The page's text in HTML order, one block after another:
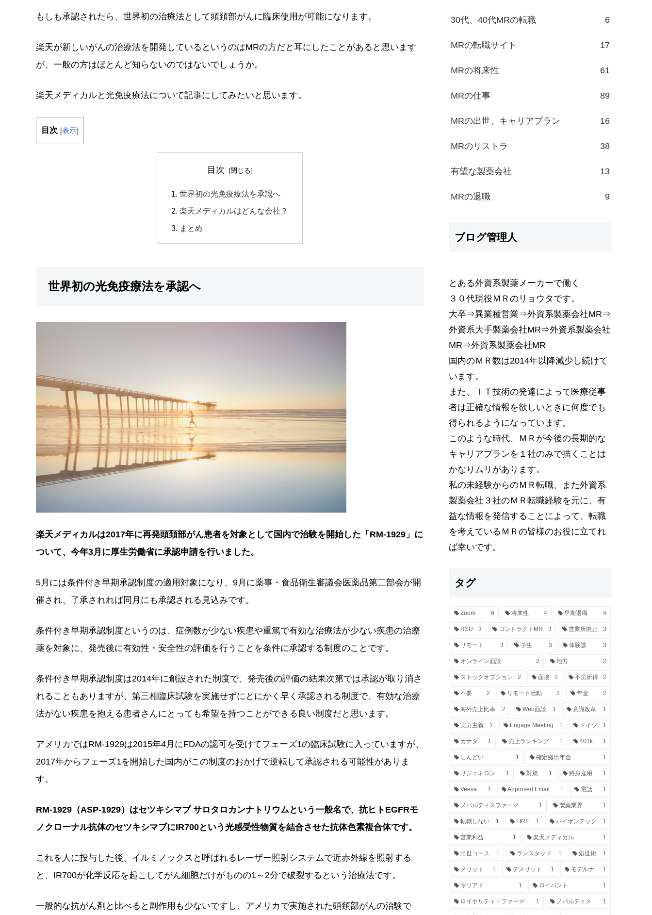
もしも承認されたら、世界初の治療法として頭頚部がんに臨床使用が可能になります。
楽天が新しいがんの治療法を開発しているというのはMRの方だと耳にしたことがあると思います
が、一般の方はほとんど知らないのではないでしょうか。
楽天メディカルと光免疫療法について記事にしてみたいと思います。
目次 [表示]
目次
世界初の光免疫療法を承認へ
楽天メディカルはどんな会社？
まとめ
世界初の光免疫療法を承認へ
楽天メディカルは2017年に再発頭頚部がん患者を対象として国内で治験を開始した「RM-1929」に
ついて、今年3月に厚生労働省に承認申請を行いました。
5月には条件付き早期承認制度の適用対象になり、9月に薬事・食品衛生審議会医薬品第二部会が開
催され、了承されれば同月にも承認される見込みです。
条件付き早期承認制度というのは、症例数が少ない疾患や重篤で有効な治療法が少ない疾患の治療
薬を対象に、発売後に有効性・安全性の評価を行うことを条件に承認する制度のことです。
条件付き早期承認制度は2014年に創設された制度で、発売後の評価の結果次第では承認が取り消さ
れることもありますが、第三相臨床試験を実施せずにとにかく早く承認される制度で、有効な治療
法がない疾患を抱える患者さんにとっても希望を持つことができる良い制度だと思います。
アメリカではRM-1929は2015年4月にFDAの認可を受けてフェーズ1の臨床試験に入っていますが、
2017年からフェーズ1を開始した国内がこの制度のおかげで逆転して承認される可能性がありま
す。
RM-1929（ASP-1929）はセツキシマブ サロタロカンナトリウムという一般名で、抗ヒトEGFRモ
ノクローナル抗体のセツキシマブにIR700という光感受性物質を結合させた抗体色素複合体です。
これを人に投与した後、イルミノックスと呼ばれるレーザー照射システムで近赤外線を照射する
と、IR700が化学反応を起こしてがん細胞だけがものの1～2分で破裂するという治療法です。
一般的な抗がん剤と比べると副作用も少ないですし、アメリカで実施された頭頚部がんの治験で
30代、40代MRの転職 6
MRの転職サイト 17
MRの将来性 61
MRの仕事 89
MRの出世、キャリアプラン 16
MRのリストラ 38
有望な製薬会社 13
MRの退職 9
ブログ管理人
とある外資系製薬メーカーで働く
３０代現役ＭＲのリョウタです。
大卒⇒異業種営業⇒外資系製薬会社MR⇒
外資系大手製薬会社MR⇒外資系製薬会社
MR⇒外資系製薬会社MR
国内のＭＲ数は2014年以降減少し続けて
います。
また、ＩＴ技術の発達によって医療従事
者は正確な情報を欲しいときに何度でも
得られるようになっています。
このような時代、ＭＲが今後の長期的な
キャリアプランを１社のみで描くことは
かなりムリがあります。
私の未経験からのＭＲ転職、また外資系
製薬会社３社のＭＲ転職経験を元に、有
益な情報を発信することによって、転職
を考えているＭＲの皆様のお役に立てれ
ば幸いです。
タグ
Zoom 6 将来性 4 早期退職 4
RSU 3 コントラクトMR 3 営業所廃止 3
リモート 3 学生 3 体験談 3
オンライン面談 2 地方 2
ストックオプション 2 面接 2 不労所得 2
不要 2 リモート活動 2 年金 2
海外売上比率 2 Web面談 1 意識改革 1
実力主義 1 Engage Meeting 1 ドイツ 1
カナダ 1 売上ランキング 1 401k 1
しんどい 1 確定拠出年金 1
リジェネロン 1 対策 1 終身雇用 1
Veeva 1 Approved Email 1 電話 1
ノバルティスファーマ 1 製薬業界 1
転職しない 1 FIRE 1 バイオンテック 1
営業利益 1 楽天メディカル 1
出世コース 1 ランスタッド 1 処世術 1
メリット 1 デメリット 1 モデルナ 1
ギリアド 1 ロイバント 1
ロイヤリティ・ファーマ 1 ノバルティス 1